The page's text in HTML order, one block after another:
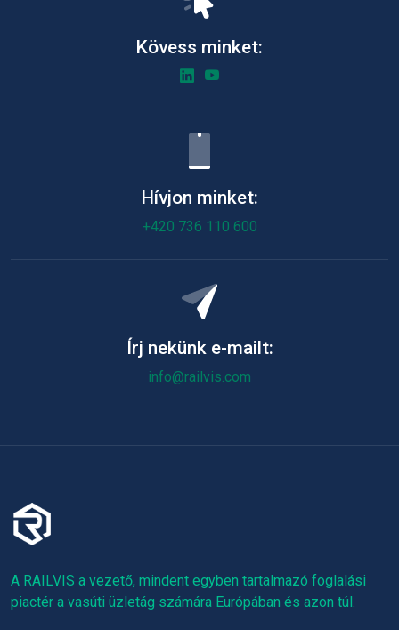
Kövess minket:
Hívjon minket:
+420 736 110 600
Írj nekünk e-mailt:
info@railvis.com
A RAILVIS a vezető, mindent egyben tartalmazó foglalási
piactér a vasúti üzletág számára Európában és azon túl.